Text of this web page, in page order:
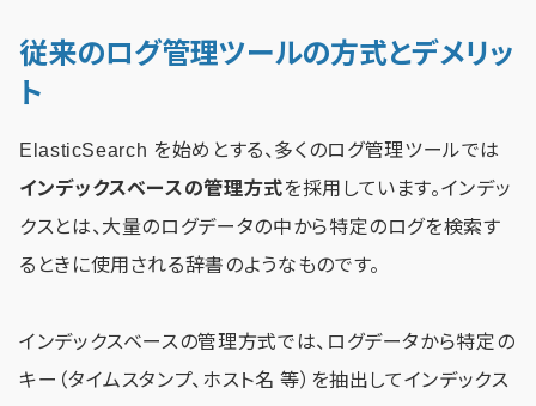
従来のログ管理ツールの方式とデメリッ
ト
ElasticSearch を始めとする、多くのログ管理ツールでは
インデックスベースの管理方式を採用しています。インデッ
クスとは、大量のログデータの中から特定のログを検索す
るときに使用される辞書のようなものです。
インデックスベースの管理方式では、ログデータから特定の
キー（タイムスタンプ、ホスト名 等）を抽出してインデックス